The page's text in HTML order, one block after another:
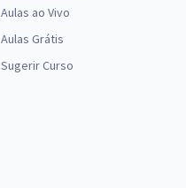
Aulas ao Vivo
Aulas Grátis
Sugerir Curso